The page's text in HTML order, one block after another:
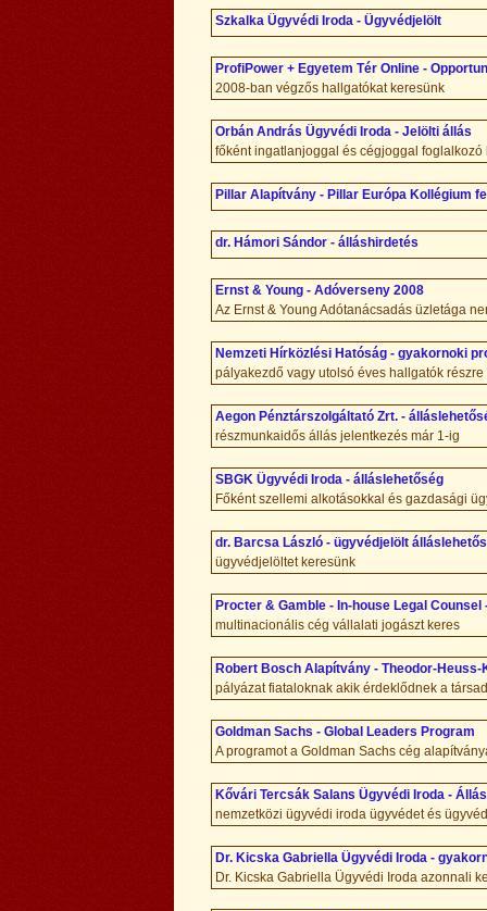
Szkalka Ügyvédi Iroda - Ügyvédjelölt
ProfiPower + Egyetem Tér Online -
2008-ban végzős hallgatókat keresünk
Orbán András Ügyvédi Iroda - Jelölti állás
főként ingatlanjoggal és cégjoggal
Pillar Alapítvány - Pillar Európa Kollégium
dr. Hámori Sándor - álláshirdetés
Ernst & Young - Adóverseny 2008
Az Ernst & Young Adótanácsadás üzletága
Nemzeti Hírközlési Hatóság - gyakornoki
pályakezdő vagy utolsó éves hallgatók részre
Aegon Pénztárszolgáltató Zrt. -
részmunkaidős állás jelentkezés már 1-ig
SBGK Ügyvédi Iroda - álláslehetőség
Főként szellemi alkotásokkal és gazdasági
dr. Barcsa László - ügyvédjelölt
ügyvédjelöltet keresünk
Procter & Gamble - In-house Legal
multinacionális cég vállalati jogászt keres
Robert Bosch Alapítvány - Theodor-Heuss-
pályázat fiataloknak akik érdeklődnek a
Goldman Sachs - Global Leaders Program
A programot a Goldman Sachs cég
Kővári Tercsák Salans Ügyvédi Iroda -
nemzetközi ügyvédi iroda ügyvédet és
Dr. Kicska Gabriella Ügyvédi Iroda -
Dr. Kicska Gabriella Ügyvédi Iroda azonnali